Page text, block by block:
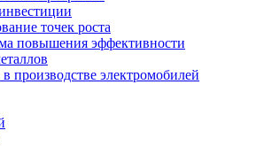
точек роста
повышения эффективности
производстве электромобилей